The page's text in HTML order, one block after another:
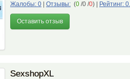
Жалобы: 0
Отзывы: (0 /0 /0) Рейтинг:
Оставить отзыв
SexshopXL